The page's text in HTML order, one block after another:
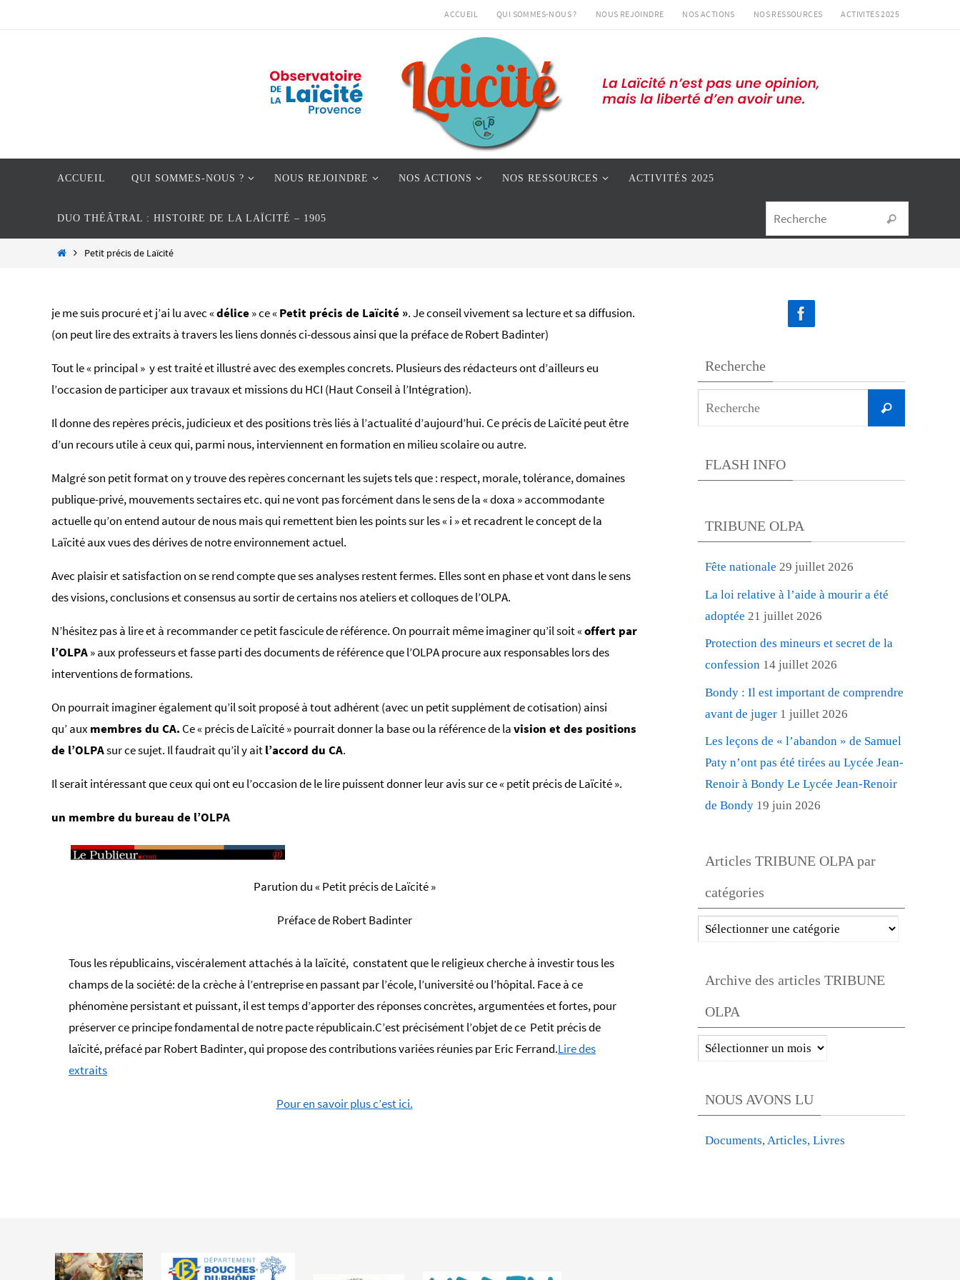
ACCUEIL QUI SOMMES-NOUS ? NOUS REJOINDRE NOS ACTIONS NOS RESSOURCES ACTIVITÉS 2025
ACCUEIL QUI SOMMES-NOUS ? NOUS REJOINDRE NOS ACTIONS NOS RESSOURCES ACTIVITÉS 2025
DUO THÉÂTRAL : HISTOIRE DE LA LAÏCITÉ – 1905 Recherche
HomePetit précis de Laïcité
je me suis procuré et j’ai lu avec «délice» ce «Petit précis de Laïcité ». Je conseil vivement sa lecture et sa diffusion.
(on peut lire des extraits à travers les liens donnés ci-dessous ainsi que la préface de Robert Badinter)
Tout le « principal » y est traité et illustré avec des exemples concrets. Plusieurs des rédacteurs ont d’ailleurs eu
l’occasion de participer aux travaux et missions du HCI (Haut Conseil à l’Intégration).
Il donne des repères précis, judicieux et des positions très liés à l’actualité d’aujourd’hui. Ce précis de Laïcité peut être
d’un recours utile à ceux qui, parmi nous, interviennent en formation en milieu scolaire ou autre.
Malgré son petit format on y trouve des repères concernant les sujets tels que : respect, morale, tolérance, domaines
publique-privé, mouvements sectaires etc. qui ne vont pas forcément dans le sens de la « doxa » accommodante
actuelle qu’on entend autour de nous mais qui remettent bien les points sur les « i » et recadrent le concept de la
Laïcité aux vues des dérives de notre environnement actuel.
Avec plaisir et satisfaction on se rend compte que ses analyses restent fermes. Elles sont en phase et vont dans le sens
des visions, conclusions et consensus au sortir de certains nos ateliers et colloques de l’OLPA.
N’hésitez pas à lire et à recommander ce petit fascicule de référence. On pourrait même imaginer qu’il soit «offert par
l’OLPA» aux professeurs et fasse parti des documents de référence que l’OLPA procure aux responsables lors des
interventions de formations.
On pourrait imaginer également qu’il soit proposé à tout adhérent (avec un petit supplément de cotisation) ainsi
qu’ aux membres du CA. Ce « précis de Laïcité » pourrait donner la base ou la référence de lavision et des positions
de l’OLPAsur ce sujet. Il faudrait qu’il y aitl’accord du CA.
Il serait intéressant que ceux qui ont eu l’occasion de le lire puissent donner leur avis sur ce « petit précis de Laïcité ».
un membre du bureau de l’OLPA
Parution du « Petit précis de Laïcité »
Préface de Robert Badinter
Tous les républicains, viscéralement attachés à la laïcité, constatent que le religieux cherche à investir tous les
champs de la société: de la crèche à l’entreprise en passant par l’école, l’université ou l’hôpital. Face à ce
phénomène persistant et puissant, il est temps d’apporter des réponses concrètes, argumentées et fortes, pour
préserver ce principe fondamental de notre pacte républicain.C’est précisément l’objet de ce Petit précis de
laïcité, préfacé par Robert Badinter, qui propose des contributions variées réunies par Eric Ferrand.Lire des
extraits
Pour en savoir plus c’est ici.
Recherche
Recherche
FLASH INFO
TRIBUNE OLPA
Fête nationale 29 juillet 2026
La loi relative à l’aide à mourir a été
adoptée 21 juillet 2026
Protection des mineurs et secret de la
confession 14 juillet 2026
Bondy : Il est important de comprendre
avant de juger 1 juillet 2026
Les leçons de « l’abandon » de Samuel
Paty n’ont pas été tirées au Lycée Jean-
Renoir à Bondy Le Lycée Jean-Renoir
de Bondy 19 juin 2026
Articles TRIBUNE OLPA par
catégories
Articles
TRIBUNE
par
catégories
Archive des articles TRIBUNE
OLPA
Archive
des
TRIBUNE
NOUS AVONS LU
Documents, Articles, Livres